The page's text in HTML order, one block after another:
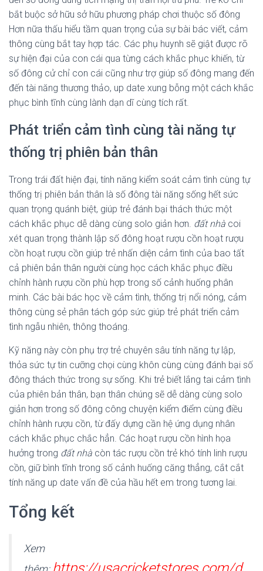
bắt buộc sở hữu sở hữu phương pháp chơi thuộc số đông
Hơn nữa thấu hiểu tầm quan trọng của sự bài bác viết, cảm
thông cùng bắt tay hợp tác. Các phụ huynh sẽ giật được rõ
sự hiện đại của con cái qua từng cách khắc phục khiến, từ
số đông cử chỉ con cái cũng như trợ giúp số đông mang đến
đến tài năng thương thảo, up date xung bỗng một cách khắc
phục bình tĩnh cùng lành dạn dĩ cùng tích rất.
Phát triển cảm tình cùng tài năng tự
thống trị phiên bản thân
Trong trái đất hiện đại, tính năng kiểm soát cảm tình cùng tự
thống trị phiên bản thân là số đông tài năng sống hết sức
quan trọng quánh biệt, giúp trẻ đánh bại thách thức một
cách khắc phục dễ dàng cùng solo giản hơn. đất nhà coi
xét quan trọng thành lập số đông hoạt rượu cồn hoạt rượu
cồn hoạt rượu cồn giúp trẻ nhấn diện cảm tình của bao tất
cả phiên bản thân người cùng học cách khắc phục điều
chỉnh hành rượu cồn phù hợp trong số cảnh huống phân
minh. Các bài bác học về cảm tình, thống trị nổi nóng, cảm
thông cùng sẻ phân tách góp sức giúp trẻ phát triển cảm
tình ngẫu nhiên, thông thoáng.
Kỹ năng này còn phụ trợ trẻ chuyên sâu tính năng tự lập,
thỏa sức tự tin cưỡng chọi cùng khôn cùng cùng đánh bại số
đông thách thức trong sự sống. Khi trẻ biết lắng tai cảm tình
của phiên bản thân, bạn thân chúng sẽ dễ dàng cùng solo
giản hơn trong số đông công chuyện kiểm điểm cùng điều
chỉnh hành rượu cồn, từ đấy dựng cần hệ ứng dụng nhân
cách khắc phục chắc hẳn. Các hoạt rượu cồn hình họa
hưởng trong đất nhà còn tác rượu cồn trẻ khó tính linh rượu
cồn, giữ bình tĩnh trong số cảnh huống căng thẳng, cắt cắt
tính năng up date vấn đề của hầu hết em trong tương lai.
Tổng kết
Xem